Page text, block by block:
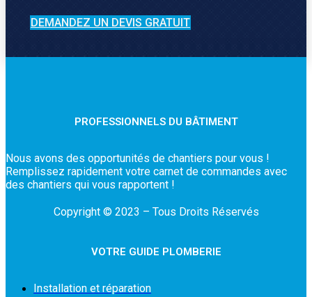
DEMANDEZ UN DEVIS GRATUIT
PROFESSIONNELS DU BÂTIMENT
Nous avons des opportunités de chantiers pour vous !
Remplissez rapidement votre carnet de commandes avec
des chantiers qui vous rapportent !
Copyright © 2023 – Tous Droits Réservés
VOTRE GUIDE PLOMBERIE
Installation et réparation